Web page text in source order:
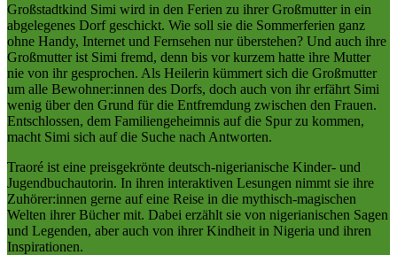
Großstadtkind Simi wird in den Ferien zu ihrer Großmutter in ein
abgelegenes Dorf geschickt. Wie soll sie die Sommerferien ganz
ohne Handy, Internet und Fernsehen nur überstehen? Und auch ihre
Großmutter ist Simi fremd, denn bis vor kurzem hatte ihre Mutter
nie von ihr gesprochen. Als Heilerin kümmert sich die Großmutter
um alle Bewohner:innen des Dorfs, doch auch von ihr erfährt Simi
wenig über den Grund für die Entfremdung zwischen den Frauen.
Entschlossen, dem Familiengeheimnis auf die Spur zu kommen,
macht Simi sich auf die Suche nach Antworten.
Traoré ist eine preisgekrönte deutsch-nigerianische Kinder- und
Jugendbuchautorin. In ihren interaktiven Lesungen nimmt sie ihre
Zuhörer:innen gerne auf eine Reise in die mythisch-magischen
Welten ihrer Bücher mit. Dabei erzählt sie von nigerianischen Sagen
und Legenden, aber auch von ihrer Kindheit in Nigeria und ihren
Inspirationen.